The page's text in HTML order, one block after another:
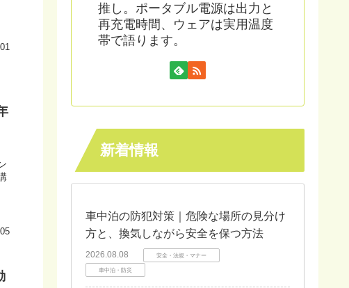
推し。ポータブル電源は出力と
再充電時間、ウェアは実用温度
帯で語ります。
新着情報
車中泊の防犯対策｜危険な場所の見分け
方と、換気しながら安全を保つ方法
2026.08.08 安全・法規・マナー
車中泊・防災